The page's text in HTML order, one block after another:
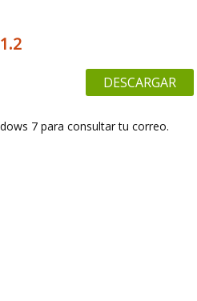
DESCARGAR
7 para consultar tu correo.